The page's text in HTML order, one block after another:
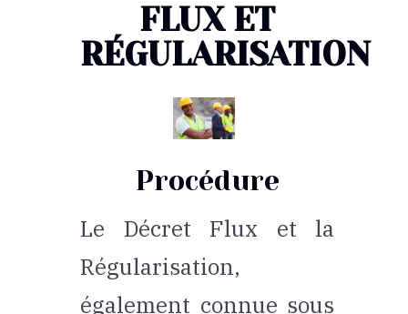
FLUX ET
RÉGULARISATION
Procédure
Le Décret Flux et la
Régularisation,
également connue sous